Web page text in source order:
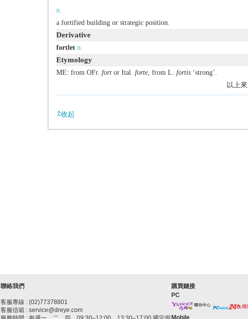
n.
a fortified building or strategic position.
Derivative
fortlet n.
Etymology
ME: from OFr. fortor Ital. forte, from L. fortis‘strong’.
以上
收起
聯絡我們
客服專線 : (02)77378801
客服信箱 : service@dreye.com
購買鏈接
PC
Mobile